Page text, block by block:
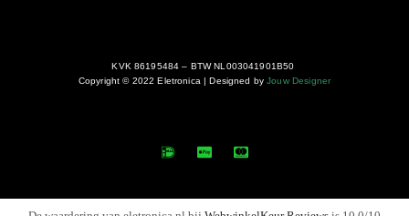
KVK 86195484 – BTW NL003041901B50
Copyright © 2022 Eletronica | Designed byJouw Designer